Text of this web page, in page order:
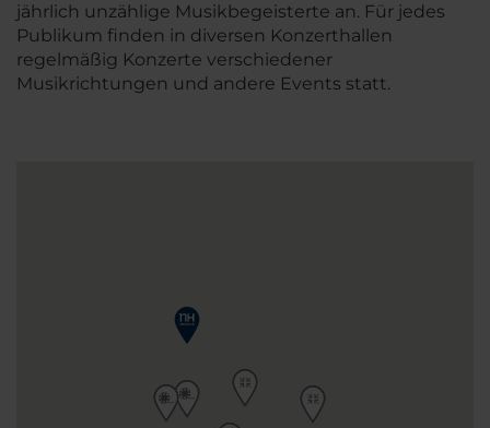
jährlich unzählige Musikbegeisterte an. Für jedes
Publikum finden in diversen Konzerthallen
regelmäßig Konzerte verschiedener
Musikrichtungen und andere Events statt.